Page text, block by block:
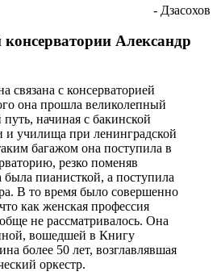
- Дзасохов
Александр
связана с консерваторией
она прошла великолепный
начиная с бакинской
и училища при ленинградской
багажом она поступила в
резко поменяв
была пианисткой, а поступила
В то время было совершенно
как женская профессия
не рассматривалось. Она
вошедшей в Книгу
более 50 лет, возглавлявшая
оркестр.